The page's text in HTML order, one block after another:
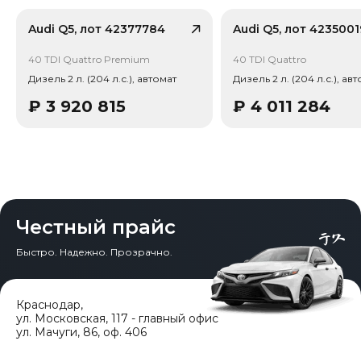
Число собственников по истории обращений - 2,
зафиксировано.
Audi Q5, лот 42377784
40 TDI Quattro Premium
Дизель 2 л. (204 л.с.), автомат
₽ 3 920 815
Audi Q5, лот
40 TDI Quattro
Дизель 2 л. (204 л.с.),
₽ 4 011 284
Честный прайс
Быстро. Надежно. Прозрачно.
Краснодар,
ул. Московская, 117 - главный офис
ул. Мачуги, 86, оф. 406